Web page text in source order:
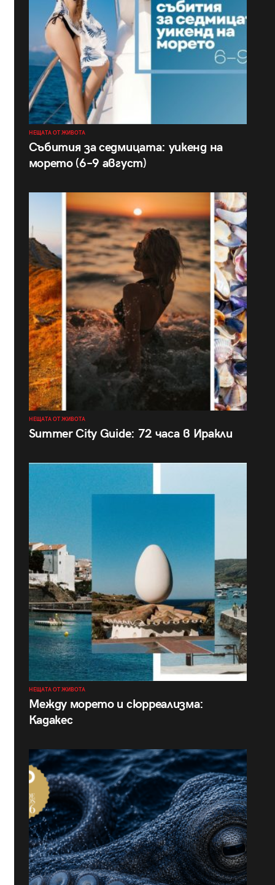
НЕЩАТА ОТ ЖИВОТА
Събития за седмицата: уикенд на
морето (6–9 август)
НЕЩАТА ОТ ЖИВОТА
Summer City Guide: 72 часа в Иракли
НЕЩАТА ОТ ЖИВОТА
Между морето и сюрреализма:
Кадакес